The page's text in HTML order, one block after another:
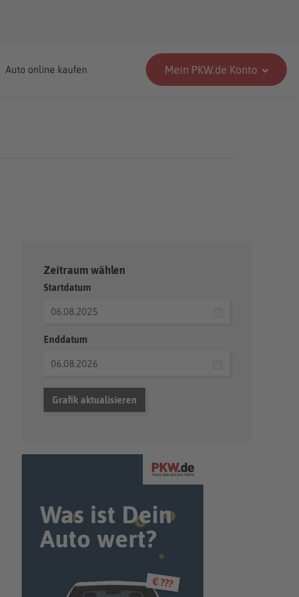
Auto online kaufen Mein PKW.de Konto
Zeitraum wählen
Startdatum
Enddatum
Grafik aktualisieren
Was ist Dein
Auto wert?
€ ???